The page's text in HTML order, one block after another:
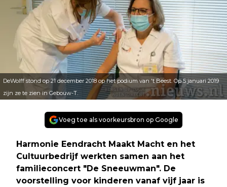
DeWolff stond op 21 december 2018 op het podium van 't Beest. Op 5 januari 2019
zijn ze te zien in Gebouw-T.
Voeg toe als voorkeursbron op Google
Harmonie Eendracht Maakt Macht en het
Cultuurbedrijf werkten samen aan het
familieconcert "De Sneeuwman". De
voorstelling voor kinderen vanaf vijf jaar is